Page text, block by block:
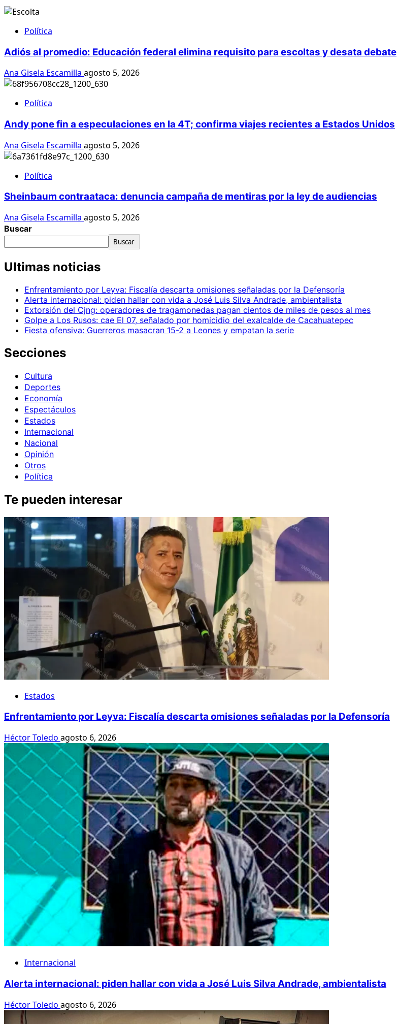
Política
Adiós al promedio: Educación federal elimina requisito para escoltas y desata debate
Ana Gisela Escamilla agosto 5, 2026
Política
Andy pone fin a especulaciones en la 4T; confirma viajes recientes a Estados Unidos
Ana Gisela Escamilla agosto 5, 2026
Política
Sheinbaum contraataca: denuncia campaña de mentiras por la ley de audiencias
Ana Gisela Escamilla agosto 5, 2026
Buscar
Buscar
Ultimas noticias
Enfrentamiento por Leyva: Fiscalía descarta omisiones señaladas por la Defensoría
Alerta internacional: piden hallar con vida a José Luis Silva Andrade, ambientalista
Extorsión del Cjng: operadores de tragamonedas pagan cientos de miles de pesos al mes
Golpe a Los Rusos: cae El 07, señalado por homicidio del exalcalde de Cacahuatepec
Fiesta ofensiva: Guerreros masacran 15-2 a Leones y empatan la serie
Secciones
Cultura
Deportes
Economía
Espectáculos
Estados
Internacional
Nacional
Opinión
Otros
Política
Te pueden interesar
Estados
Enfrentamiento por Leyva: Fiscalía descarta omisiones señaladas por la Defensoría
Héctor Toledo agosto 6, 2026
Internacional
Alerta internacional: piden hallar con vida a José Luis Silva Andrade, ambientalista
Héctor Toledo agosto 6, 2026